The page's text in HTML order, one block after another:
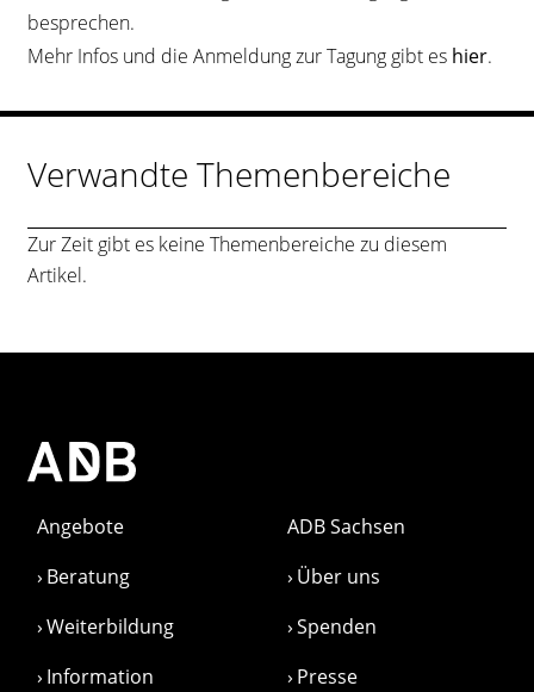
besprechen.
Mehr Infos und die Anmeldung zur Tagung gibt es hier.
Verwandte Themenbereiche
Zur Zeit gibt es keine Themenbereiche zu diesem
Artikel.
Angebote
Beratung
Weiterbildung
Information
ADB Sachsen
Über uns
Spenden
Presse